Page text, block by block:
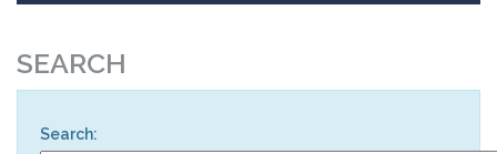
SEARCH
Search: